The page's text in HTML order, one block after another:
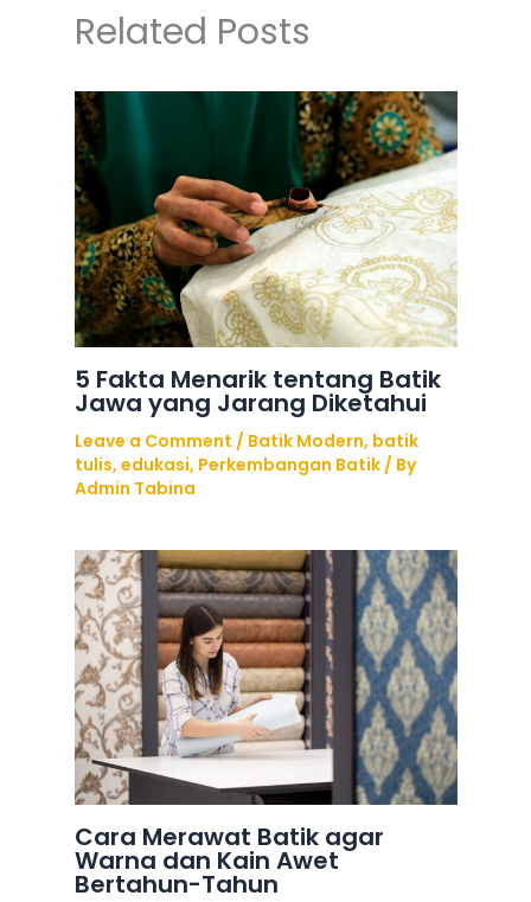
Related Posts
5 Fakta Menarik tentang Batik
Jawa yang Jarang Diketahui
Leave a Comment / Batik Modern, batik
tulis, edukasi, Perkembangan Batik/ By
Admin Tabina
Cara Merawat Batik agar
Warna dan Kain Awet
Bertahun-Tahun